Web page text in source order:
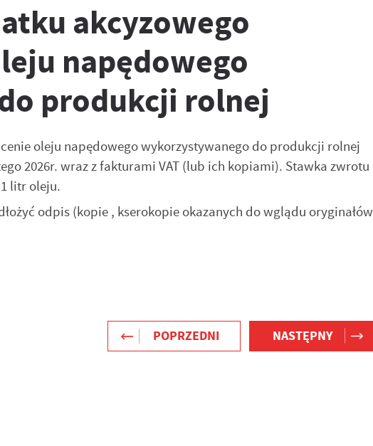
akcyzowego
napędowego
produkcji rolnej
oleju napędowego wykorzystywanego do produkcji rolnej
2026r. wraz z fakturami VAT (lub ich kopiami). Stawka zwrotu
litr oleju.
odpis (kopie , kserokopie okazanych do wglądu oryginałów
POPRZEDNI NASTĘPNY